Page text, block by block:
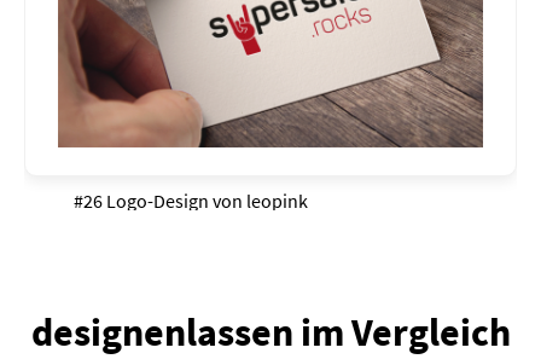
#26 Logo-Design von leopink
designenlassen im Vergleich